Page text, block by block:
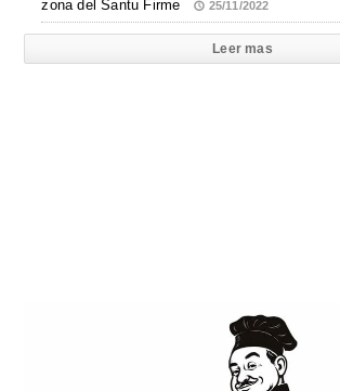
zona del Santu Firme
25/11/2022
Leer mas